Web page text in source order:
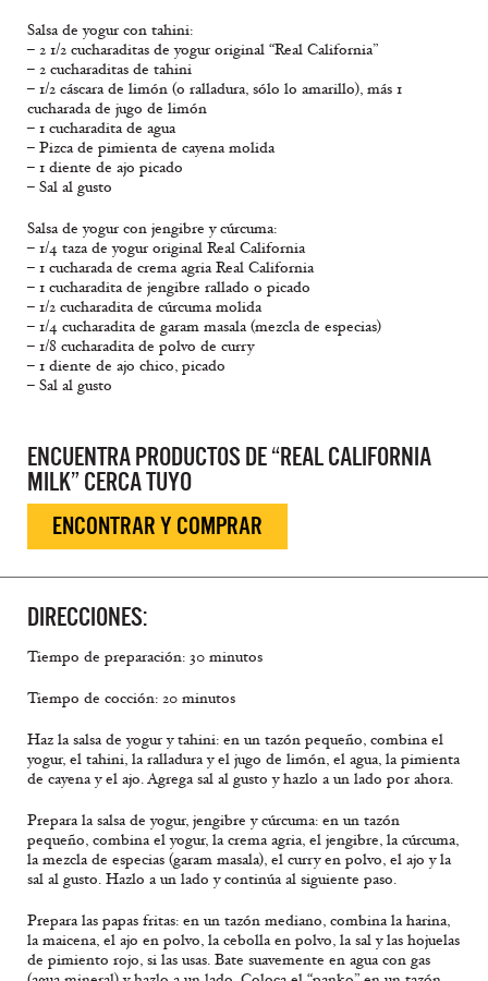
Salsa de yogur con tahini:
– 2 1/2 cucharaditas de yogur original “Real California”
– 2 cucharaditas de tahini
– 1/2 cáscara de limón (o ralladura, sólo lo amarillo), más 1
cucharada de jugo de limón
– 1 cucharadita de agua
– Pizca de pimienta de cayena molida
– 1 diente de ajo picado
– Sal al gusto
Salsa de yogur con jengibre y cúrcuma:
– 1/4 taza de yogur original Real California
– 1 cucharada de crema agria Real California
– 1 cucharadita de jengibre rallado o picado
– 1/2 cucharadita de cúrcuma molida
– 1/4 cucharadita de garam masala (mezcla de especias)
– 1/8 cucharadita de polvo de curry
– 1 diente de ajo chico, picado
– Sal al gusto
ENCUENTRA PRODUCTOS DE “REAL CALIFORNIA
MILK” CERCA TUYO
ENCONTRAR Y COMPRAR
DIRECCIONES:
Tiempo de preparación: 30 minutos
Tiempo de cocción: 20 minutos
Haz la salsa de yogur y tahini: en un tazón pequeño, combina el
yogur, el tahini, la ralladura y el jugo de limón, el agua, la pimienta
de cayena y el ajo. Agrega sal al gusto y hazlo a un lado por ahora.
Prepara la salsa de yogur, jengibre y cúrcuma: en un tazón
pequeño, combina el yogur, la crema agria, el jengibre, la cúrcuma,
la mezcla de especias (garam masala), el curry en polvo, el ajo y la
sal al gusto. Hazlo a un lado y continúa al siguiente paso.
Prepara las papas fritas: en un tazón mediano, combina la harina,
la maicena, el ajo en polvo, la cebolla en polvo, la sal y las hojuelas
de pimiento rojo, si las usas. Bate suavemente en agua con gas